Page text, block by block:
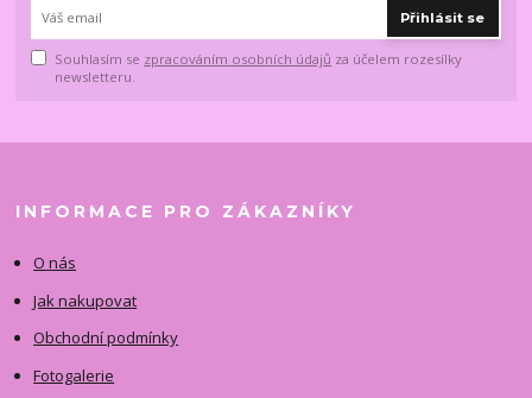
Přihlásit se
Souhlasím se zpracováním osobních údajů za účelem rozesílky
newsletteru.
INFORMACE PRO ZÁKAZNÍKY
O nás
Jak nakupovat
Obchodní podmínky
Fotogalerie